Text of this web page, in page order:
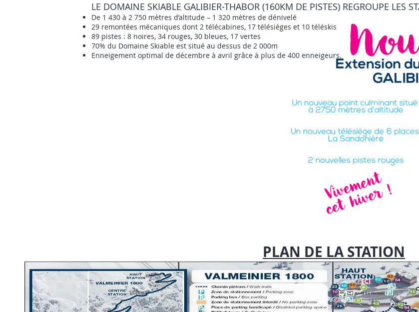
LE DOMAINE SKIABLE GALIBIER-THABOR (160KM DE PISTES) REGROUPE LES
De 1 430 à 2 750 mètres d’altitude – 1 320 mètres de dénivelé
29 remontées mécaniques dont 2 télécabines, 17 télésièges et 10 téléskis
89 pistes : 8 noires, 34 rouges, 30 bleues, 17 vertes
70% du Domaine Skiable est situé au dessus de 2 000m
Enneigement optimal de décembre à avril grâce à plus de 400 enneigeurs.
PLAN DE LA STATION